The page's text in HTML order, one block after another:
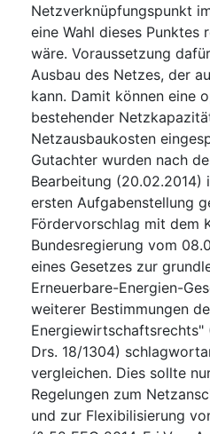
Netzverknüpfungspunkt
eine Wahl dieses Punktes
wäre. Voraussetzung
Ausbau des Netzes, der
kann. Damit können eine
bestehender
Netzausbaukosten
Gutachter wurden nach
Bearbeitung (20.02.2014)
ersten Aufgabenstellung
Fördervorschlag mit dem
Bundesregierung vom
eines Gesetzes zur
Erneuerbare-Energien-
weiterer Bestimmungen
Energiewirtschaftsrechts"
Drs. 18/1304)
vergleichen. Dies sollte
Regelungen zum
und zur Flexibilisierung